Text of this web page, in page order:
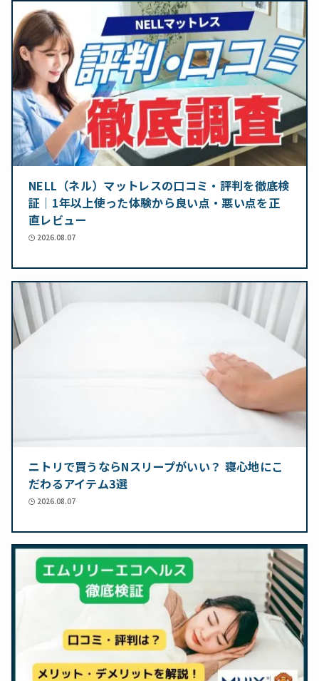
NELL（ネル）マットレスの口コミ・評判を徹底検
証｜1年以上使った体験から良い点・悪い点を正
直レビュー
2026.08.07
ニトリで買うならNスリープがいい？ 寝心地にこ
だわるアイテム3選
2026.08.07